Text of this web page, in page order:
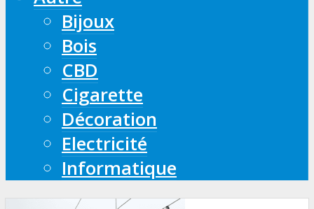
Bijoux
Bois
CBD
Cigarette
Décoration
Electricité
Informatique